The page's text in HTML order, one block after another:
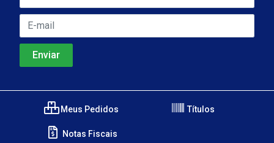
Meus Pedidos Títulos
Notas Fiscais